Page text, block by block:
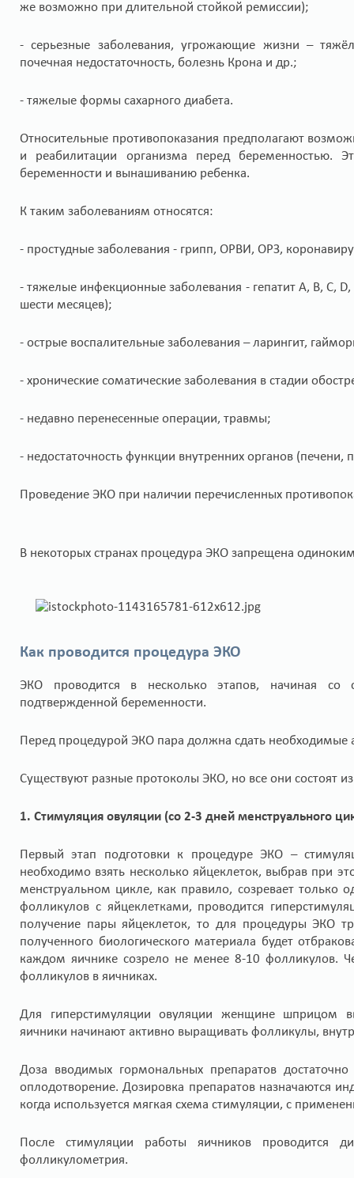
же возможно при длительной стойкой ремиссии);
- серьезные заболевания, угрожающие жизни –
почечная недостаточность, болезнь Крона и др.;
- тяжелые формы сахарного диабета.
Относительные противопоказания предполагают
и реабилитации организма перед беременностью.
беременности и вынашиванию ребенка.
К таким заболеваниям относятся:
- простудные заболевания - грипп, ОРВИ, ОРЗ,
- тяжелые инфекционные заболевания - гепатит А, В, С,
шести месяцев);
- острые воспалительные заболевания – ларингит,
- хронические соматические заболевания в стадии
- недавно перенесенные операции, травмы;
- недостаточность функции внутренних органов (печени,
Проведение ЭКО при наличии перечисленных
В некоторых странах процедура ЭКО запрещена
Как проводится процедура ЭКО
ЭКО проводится в несколько этапов, начиная со
подтвержденной беременности.
Перед процедурой ЭКО пара должна сдать необходимые
Существуют разные протоколы ЭКО, но все они состоят
1. Стимуляция овуляции (со 2-3 дней менструального
Первый этап подготовки к процедуре ЭКО –
необходимо взять несколько яйцеклеток, выбрав при
менструальном цикле, как правило, созревает
фолликулов с яйцеклетками, проводится
получение пары яйцеклеток, то для процедуры ЭКО
полученного биологического материала будет
каждом яичнике созрело не менее 8-10 фолликулов.
фолликулов в яичниках.
Для гиперстимуляции овуляции женщине шприцом
яичники начинают активно выращивать фолликулы,
Доза вводимых гормональных препаратов
оплодотворение. Дозировка препаратов назначаются
когда используется мягкая схема стимуляции, с
После стимуляции работы яичников проводится
фолликулометрия.